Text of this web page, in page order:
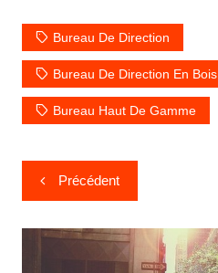
Bureau De Direction
Bureau De Direction En Bois
Bureau Haut De Gamme
Navigation
de
l’article
Précédent